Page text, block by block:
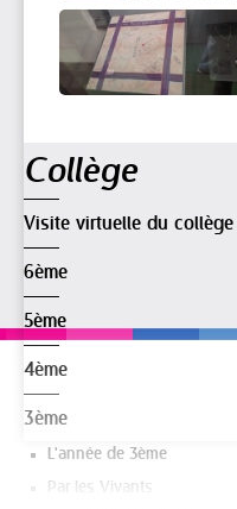
Collège
Visite virtuelle du collège
6ème
5ème
4ème
3ème
L'année de 3ème
Par les Vivants